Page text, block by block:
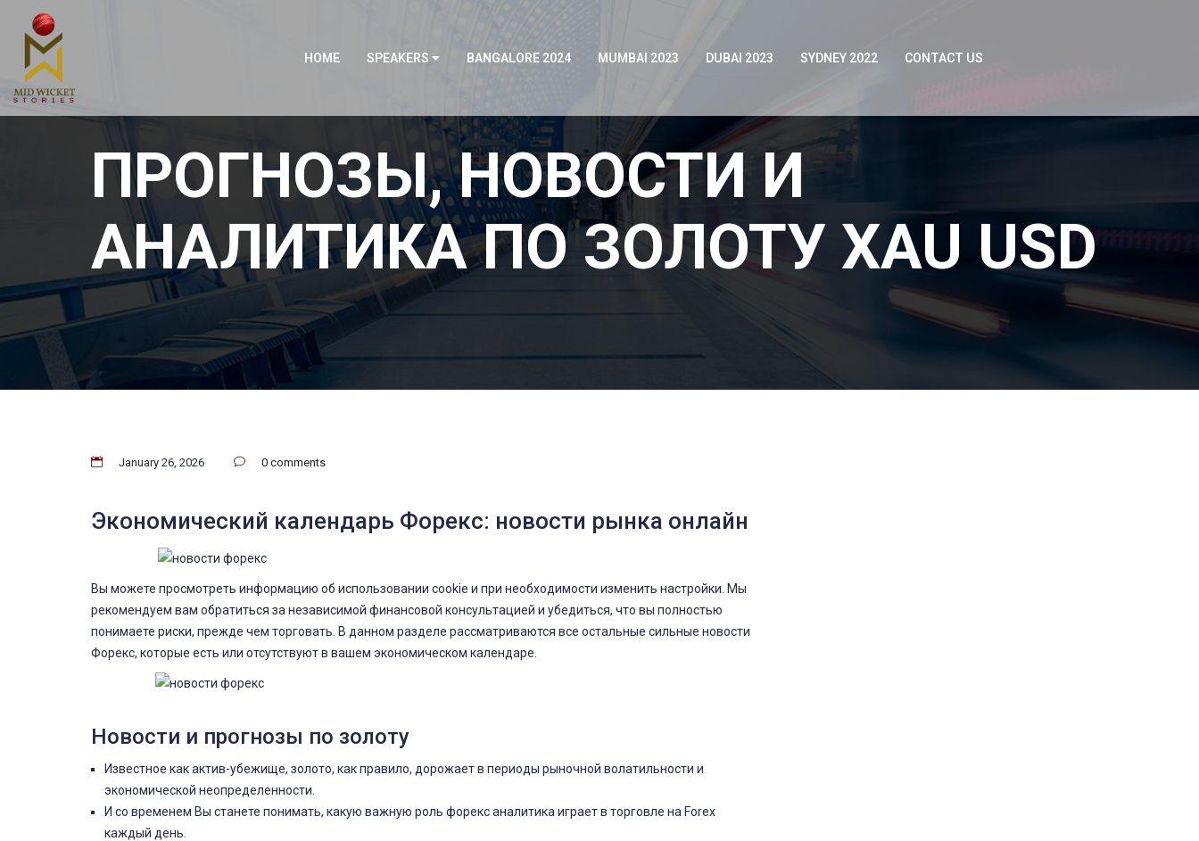
HOME SPEAKERS BANGALORE 2024 MUMBAI 2023 DUBAI 2023 SYDNEY 2022 CONTACT US
ПРОГНОЗЫ, НОВОСТИ И
АНАЛИТИКА ПО ЗОЛОТУ XAU USD
January 26, 2026 0 comments
Экономический календарь Форекс: новости рынка онлайн
Вы можете просмотреть информацию об использовании cookie и при необходимости изменить настройки. Мы
рекомендуем вам обратиться за независимой финансовой консультацией и убедиться, что вы полностью
понимаете риски, прежде чем торговать. В данном разделе рассматриваются все остальные сильные новости
Форекс, которые есть или отсутствуют в вашем экономическом календаре.
Новости и прогнозы по золоту
Известное как актив-убежище, золото, как правило, дорожает в периоды рыночной волатильности и
экономической неопределенности.
И со временем Вы станете понимать, какую важную роль форекс аналитика играет в торговле на Forex
каждый день.